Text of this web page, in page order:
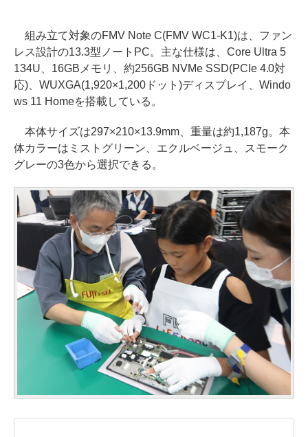
組み立て対象のFMV Note C(FMV WC1-K1)は、ファン
レス設計の13.3型ノートPC。主な仕様は、Core Ultra 5
134U、16GBメモリ、約256GB NVMe SSD(PCIe 4.0対
応)、WUXGA(1,920×1,200ドット)ディスプレイ、Windo
ws 11 Homeを搭載している。
本体サイズは297×210×13.9mm、重量は約1,187g。本
体カラーはミストグリーン、エクルベージュ、スモーク
グレーの3色から選択できる。